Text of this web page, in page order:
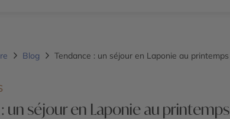
Blog Tendance : un séjour en Laponie au printemps
un séjour en Laponie au printemps